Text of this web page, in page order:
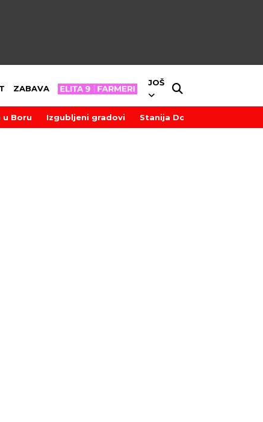
ZABAVA
JOŠ
u Boru Izgubljeni gradovi Stanija Dobrojević